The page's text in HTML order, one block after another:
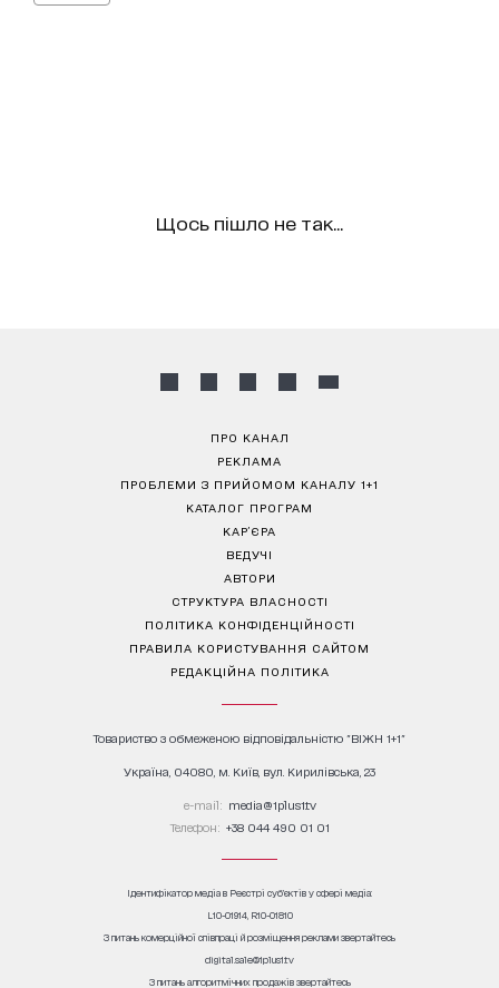
Щось пішло не так...
ПРО КАНАЛ
РЕКЛАМА
ПРОБЛЕМИ З ПРИЙОМОМ КАНАЛУ 1+1
КАТАЛОГ ПРОГРАМ
КАР’ЄРА
ВЕДУЧІ
АВТОРИ
СТРУКТУРА ВЛАСНОСТІ
ПОЛІТИКА КОНФІДЕНЦІЙНОСТІ
ПРАВИЛА КОРИСТУВАННЯ САЙТОМ
РЕДАКЦІЙНА ПОЛІТИКА
Товариство з обмеженою відповідальністю "ВІЖН 1+1"
Україна, 04080, м. Київ, вул. Кирилівська, 23
е-mail: media@1plus1.tv
Телефон: +38 044 490 01 01
Ідентифікатор медіа в Реєстрі суб’єктів у сфері медіа:
L10-01914, R10-01810
З питань комерційної співпраці й розміщення реклами звертайтесь
digital.sale@1plus1.tv
З питань алгоритмічних продажів звертайтесь